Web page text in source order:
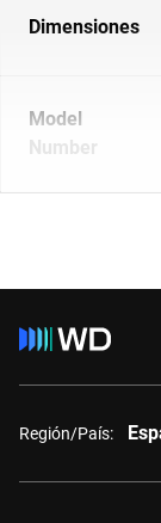
Dimensiones
Model
Number
Región/País: